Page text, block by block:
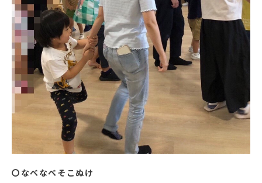
〇なべなべそこぬけ